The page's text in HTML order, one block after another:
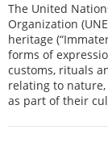
The United
Organization
heritage
forms of
customs, rituals
relating to
as part of their